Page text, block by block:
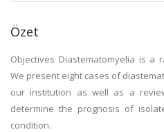
Özet
Objectives Diastematomyelia is a
We present eight cases of
our institution as well as a
determine the prognosis of
condition.